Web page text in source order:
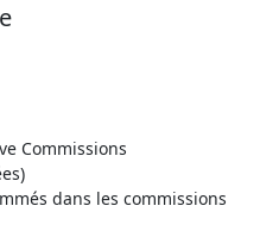
Commissions
dans les commissions